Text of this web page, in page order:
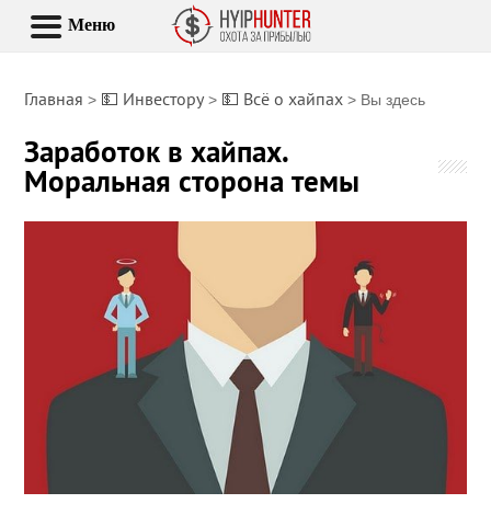
Главная > 💵 Инвестору> 💵 Всё о хайпах > Вы здесь
Заработок в хайпах.
Моральная сторона темы
Меню